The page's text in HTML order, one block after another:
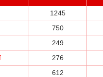
1245
750
249
276
612